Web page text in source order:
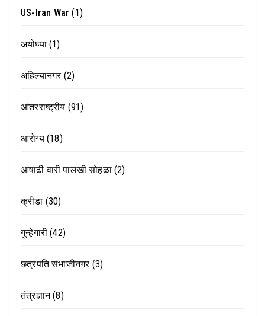
US-Iran War (1)
अयोध्या(1)
अहिल्यानगर(2)
आंतरराष्ट्रीय (91)
आरोग्य(18)
आषाढी वारी पालखी सोहळा(2)
क्रीडा (30)
गुन्हेगारी (42)
छत्रपति संभाजीनगर(3)
तंत्रज्ञान(8)